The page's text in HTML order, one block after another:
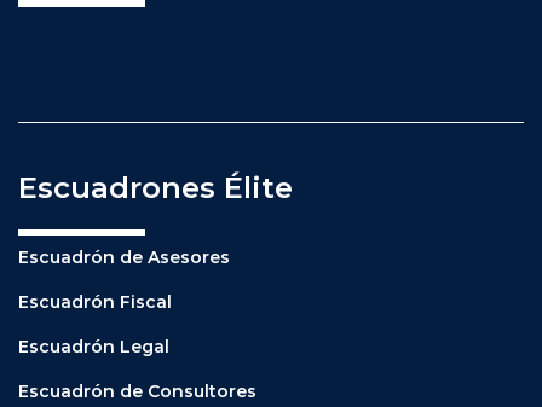
Escuadrones Élite
Escuadrón de Asesores
Escuadrón Fiscal
Escuadrón Legal
Escuadrón de Consultores